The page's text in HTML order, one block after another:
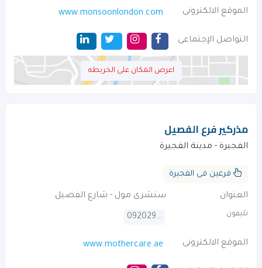
الموقع الالكترونى www.monsoonlondon.com
التواصل الإجتماعى
اعرض المكان على الخريطه
مذركير فرع الفصيل
الفجيرة - مدينة الفجيرة
فرعين فى الفجيرة
العنوان سنشرى مول - شارع الفصيل
تليفون 092029656
الموقع الالكترونى www.mothercare.ae